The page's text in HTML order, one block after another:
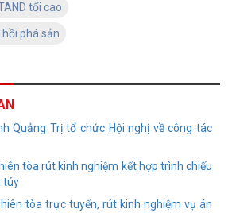
tối cao
phá sản
Quảng Trị tổ chức Hội nghị về công tác
tòa rút kinh nghiệm kết hợp trình chiếu
túy
tòa trực tuyến, rút kinh nghiệm vụ án